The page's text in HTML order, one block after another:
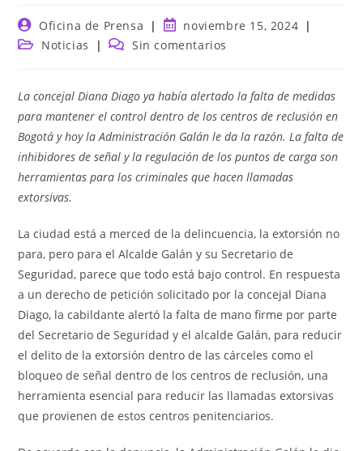
Autor
de
Oficina de Prensa
Publicación
de
noviembre 15, 2024
Categoría
entrada:
Noticias
Comentarios
entrada:
Sin comentarios
La concejal Diana Diago ya había alertado la falta de medidas
para mantener el control dentro de los centros de reclusión en
Bogotá y hoy la Administración Galán le da la razón. La falta de
inhibidores de señal y la regulación de los puntos de carga son
herramientas para los criminales que hacen llamadas
extorsivas.
La ciudad está a merced de la delincuencia, la extorsión no
para, pero para el Alcalde Galán y su Secretario de
Seguridad, parece que todo está bajo control. En respuesta
a un derecho de petición solicitado por la concejal Diana
Diago, la cabildante alertó la falta de mano firme por parte
del Secretario de Seguridad y el alcalde Galán, para reducir
el delito de la extorsión dentro de las cárceles como el
bloqueo de señal dentro de los centros de reclusión, una
herramienta esencial para reducir las llamadas extorsivas
que provienen de estos centros penitenciarios.